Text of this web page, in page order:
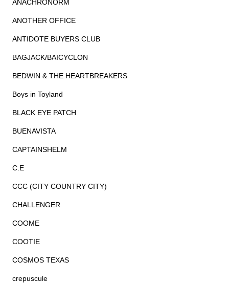
ANACHRONORM
ANOTHER OFFICE
ANTIDOTE BUYERS CLUB
BAGJACK/BAICYCLON
BEDWIN & THE HEARTBREAKERS
Boys in Toyland
BLACK EYE PATCH
BUENAVISTA
CAPTAINSHELM
C.E
CCC (CITY COUNTRY CITY)
CHALLENGER
COOME
COOTIE
COSMOS TEXAS
crepuscule